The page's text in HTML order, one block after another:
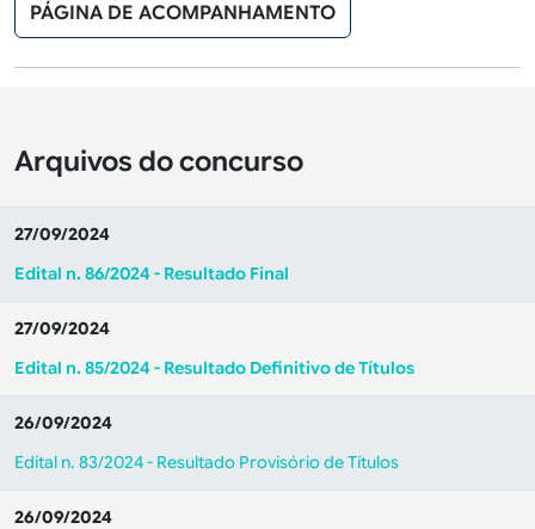
PÁGINA DE ACOMPANHAMENTO
Arquivos do concurso
27/09/2024
Edital n. 86/2024 - Resultado Final
27/09/2024
Edital n. 85/2024 - Resultado Definitivo de Títulos
26/09/2024
Edital n. 83/2024 - Resultado Provisório de Títulos
26/09/2024